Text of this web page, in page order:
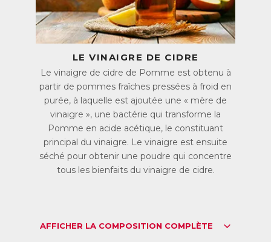
Mincir grâce au vinaigre de cidre
Les comprimés Vinaigre de cidre contiennent du vinaigre
de cidre de Pomme déshydraté, un moyen simple d’en
consommer de grandes quantités et de profiter de ses
régule la glycémie et participe au métabolisme normal des
protéines, des sucres et des graisses.
Un seul comprimé par jour suffit !
6166854
3770011802043
LE VINAIGRE DE CIDRE
Le vinaigre de cidre de Pomme est obtenu à
partir de pommes fraîches pressées à froid en
purée, à laquelle est ajoutée une « mère de
vinaigre », une bactérie qui transforme la
Pomme en acide acétique, le constituant
principal du vinaigre. Le vinaigre est ensuite
séché pour obtenir une poudre qui concentre
tous les bienfaits du vinaigre de cidre.
AFFICHER LA COMPOSITION COMPLÈTE